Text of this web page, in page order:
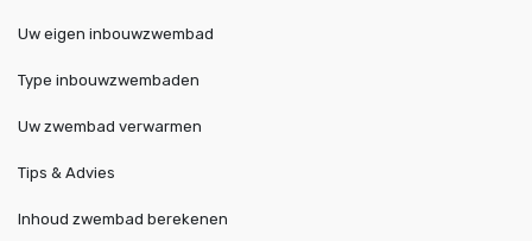
Uw eigen inbouwzwembad
Type inbouwzwembaden
Uw zwembad verwarmen
Tips & Advies
Inhoud zwembad berekenen